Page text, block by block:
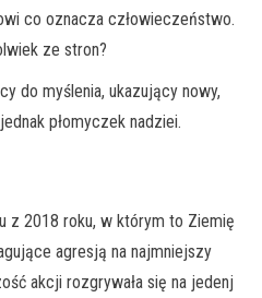
co oznacza człowieczeństwo.
ze stron?
do myślenia, ukazujący nowy,
płomyczek nadziei.
z 2018 roku, w którym to Ziemię
agresją na najmniejszy
akcji rozgrywała się na jedenj